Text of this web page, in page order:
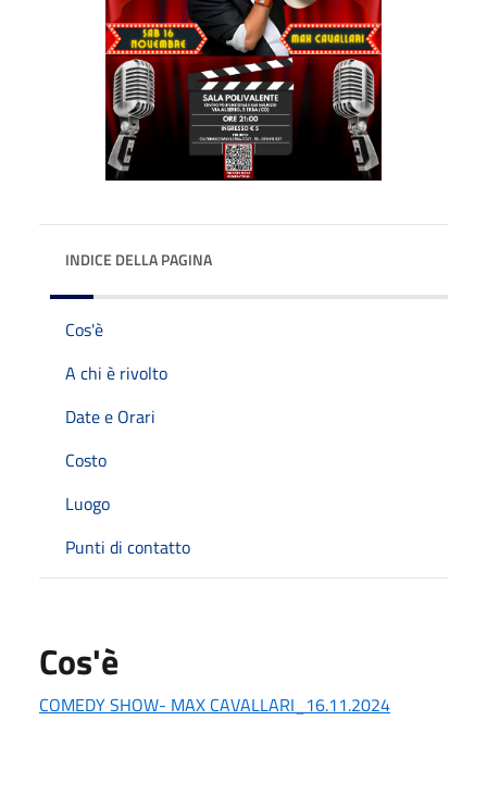
INDICE DELLA PAGINA
Cos'è
A chi è rivolto
Date e Orari
Costo
Luogo
Punti di contatto
Cos'è
COMEDY SHOW- MAX CAVALLARI_16.11.2024